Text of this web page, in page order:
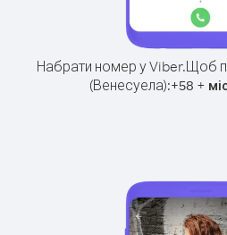
Набрати номер у Viber.Щоб
(Венесуела):+58 +